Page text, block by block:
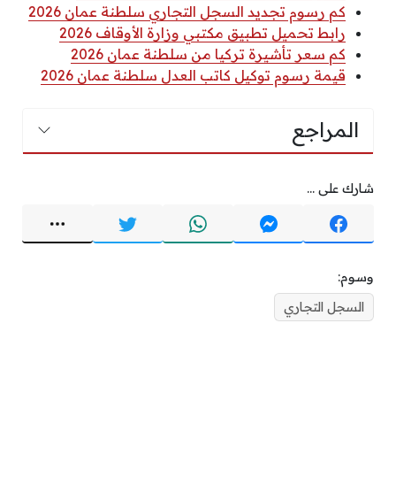
كم رسوم تجديد السجل التجاري سلطنة عمان 2026
رابط تحميل تطبيق مكتبي وزارة الأوقاف 2026
كم سعر تأشيرة تركيا من سلطنة عمان 2026
قيمة رسوم توكيل كاتب العدل سلطنة عمان 2026
المراجع
شارك على ...
وسوم:
السجل التجاري